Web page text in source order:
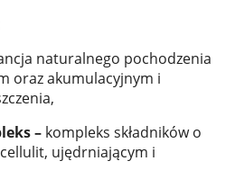
naturalnego pochodzenia
oraz akumulacyjnym i
– kompleks składników o
ujędrniającym i